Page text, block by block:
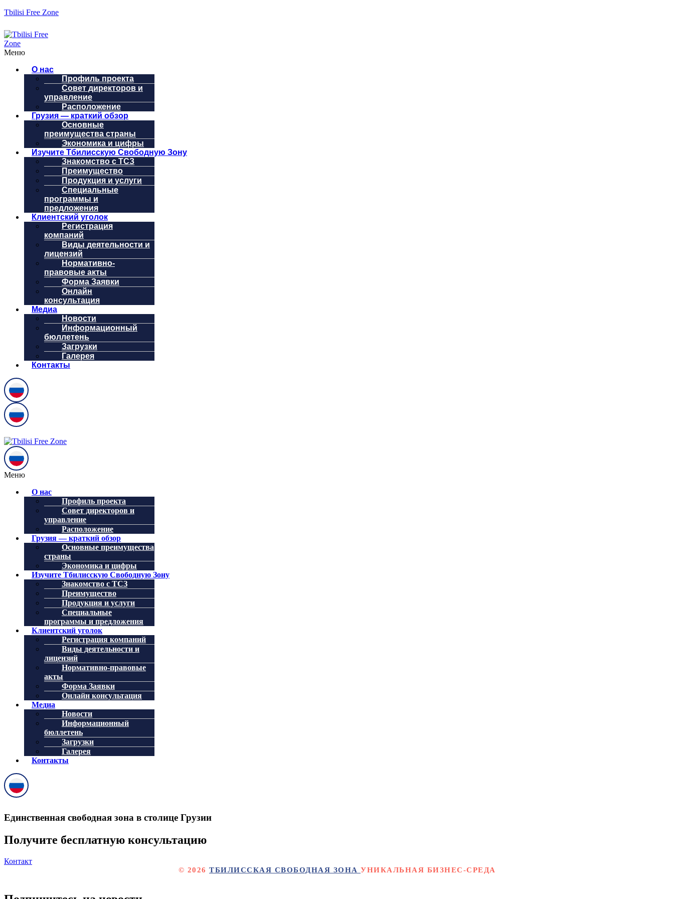
Tbilisi Free Zone
Меню
О нас
Профиль проекта
Совет директоров и
управление
Расположение
Грузия — краткий обзор
Основные
преимущества страны
Экономика и цифры
Изучите Тбилисскую Свободную Зону
Знакомство с ТСЗ
Преимущество
Продукция и услуги
Специальные
программы и
предложения
Клиентский уголок
Регистрация
компаний
Виды деятельности и
лицензий
Нормативно-
правовые акты
Форма Заявки
Онлайн
консультация
Медиа
Новости
Информационный
бюллетень
Загрузки
Галерея
Контакты
Меню
О нас
Профиль проекта
Совет директоров и
управление
Расположение
Грузия — краткий обзор
Основные преимущества
страны
Экономика и цифры
Изучите Тбилисскую Свободную Зону
Знакомство с ТСЗ
Преимущество
Продукция и услуги
Специальные
программы и предложения
Клиентский уголок
Регистрация компаний
Виды деятельности и
лицензий
Нормативно-правовые
акты
Форма Заявки
Онлайн консультация
Медиа
Новости
Информационный
бюллетень
Загрузки
Галерея
Контакты
Единственная свободная зона в столице Грузии
Получите бесплатную консультацию
Контакт
© 2026 ТБИЛИССКАЯ СВОБОДНАЯ ЗОНА УНИКАЛЬНАЯ БИЗНЕС-СРЕДА